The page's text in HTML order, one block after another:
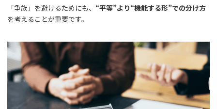
「争族」を避けるためにも、 “平等”より“機能する形”での分け方
を考えることが重要です。